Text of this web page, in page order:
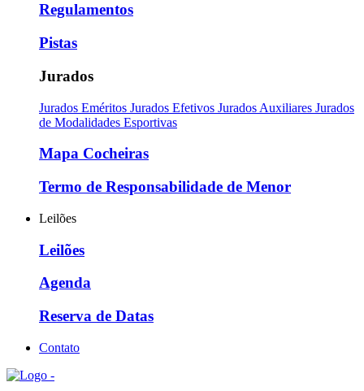
Regulamentos
Pistas
Jurados
Jurados Eméritos Jurados Efetivos Jurados Auxiliares Jurados
de Modalidades Esportivas
Mapa Cocheiras
Termo de Responsabilidade de Menor
Leilões
Leilões
Agenda
Reserva de Datas
Contato